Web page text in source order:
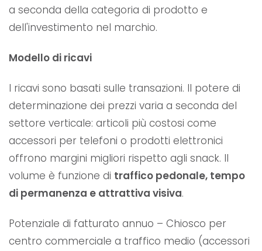
a seconda della categoria di prodotto e
dell'investimento nel marchio.
Modello di ricavi
I ricavi sono basati sulle transazioni. Il potere di
determinazione dei prezzi varia a seconda del
settore verticale: articoli più costosi come
accessori per telefoni o prodotti elettronici
offrono margini migliori rispetto agli snack. Il
volume è funzione di traffico pedonale, tempo
di permanenza e attrattiva visiva.
Potenziale di fatturato annuo – Chiosco per
centro commerciale a traffico medio (accessori